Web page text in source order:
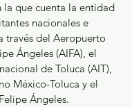
que cuenta la entidad
nacionales e
través del Aeropuerto
Ángeles (AIFA), el
de Toluca (AIT),
México-Toluca y el
Ángeles.